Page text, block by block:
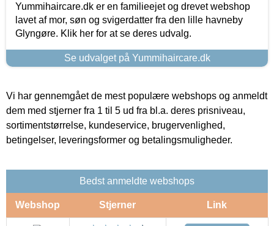
Yummihaircare.dk er en familieejet og drevet webshop
lavet af mor, søn og svigerdatter fra den lille havneby
Glyngøre. Klik her for at se deres udvalg.
Se udvalget på Yummihaircare.dk
Vi har gennemgået de mest populære webshops og anmeldt
dem med stjerner fra 1 til 5 ud fra bl.a. deres prisniveau,
sortimentstørrelse, kundeservice, brugervenlighed,
betingelser, leveringsformer og betalingsmuligheder.
Bedst anmeldte webshops
Webshop Stjerner Link